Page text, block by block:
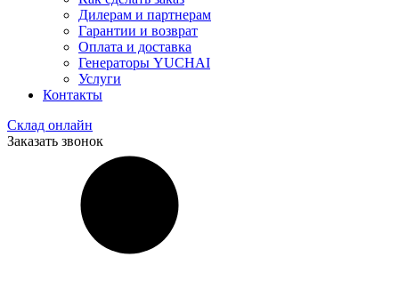
Дилерам и партнерам
Гарантии и возврат
Оплата и доставка
Генераторы YUCHAI
Услуги
Контакты
Склад онлайн
Заказать звонок